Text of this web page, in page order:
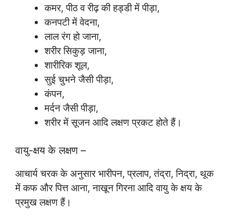
कमर, पीठ व रीढ़ की हड्डी में पीड़ा,
कनपटी में वेदना,
लाल रंग हो जाना,
शरीर सिकुड़ जाना,
शारीरिक शूल,
सुई चुभने जैसी पीड़ा,
कंपन,
मर्दन जैसी पीड़ा,
शरीर में सूजन आदि लक्षण प्रकट होते हैं।
वायु-क्षय के लक्षण –
आचार्य चरक के अनुसार भारीपन, प्रलाप, तंद्रा, निद्रा, थूक
में कफ और पित्त आना, नाखून गिरना आदि वायु के क्षय के
प्रमुख लक्षण हैं।